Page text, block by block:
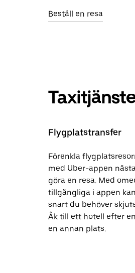
Beställ en resa
Flygplatstransfer
Förenkla
med Uber-appen
göra en resa. Med
tillgängliga i appen
snart du behöver
Åk till ett hotell efter
en annan plats.